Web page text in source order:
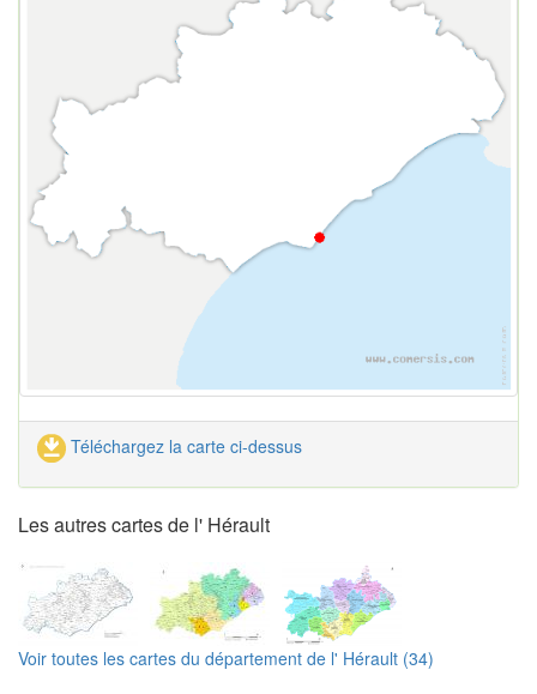
Téléchargez la carte ci-dessus
Les autres cartes de l' Hérault
Voir toutes les cartes du département de l' Hérault (34)